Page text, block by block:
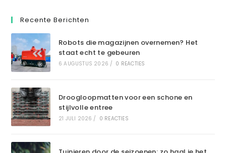
Recente Berichten
Robots die magazijnen overnemen? Het
staat echt te gebeuren
6 AUGUSTUS 2026 / 0 REACTIES
Droogloopmatten voor een schone en
stijlvolle entree
21 JULI 2026 / 0 REACTIES